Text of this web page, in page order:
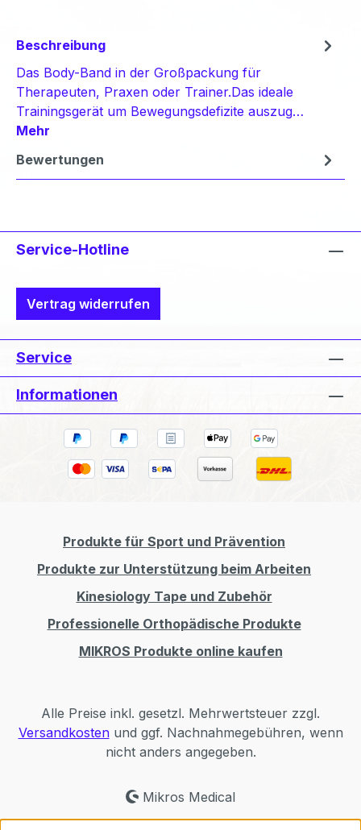
Beschreibung
Das Body-Band in der Großpackung für
Therapeuten, Praxen oder Trainer.Das ideale
Trainingsgerät um Bewegungsdefizite auszug…
Mehr
Bewertungen
Service-Hotline
Vertrag widerrufen
Service
Informationen
Produkte für Sport und Prävention
Produkte zur Unterstützung beim Arbeiten
Kinesiology Tape und Zubehör
Professionelle Orthopädische Produkte
MIKROS Produkte online kaufen
Alle Preise inkl. gesetzl. Mehrwertsteuer zzgl.
Versandkostenund ggf. Nachnahmegebühren, wenn
nicht anders angegeben.
Mikros Medical